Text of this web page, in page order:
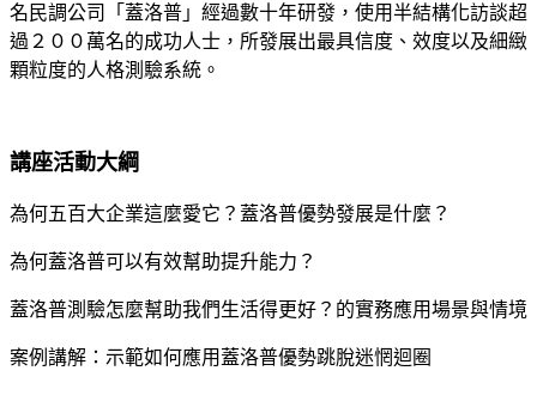
名民調公司「蓋洛普」經過數十年研發，使用半結構化訪談超
過２００萬名的成功人士，所發展出最具信度、效度以及細緻
顆粒度的人格測驗系統。
講座活動大綱
為何五百大企業這麼愛它？蓋洛普優勢發展是什麼？
為何蓋洛普可以有效幫助提升能力？
蓋洛普測驗怎麼幫助我們生活得更好？的實務應用場景與情境
案例講解：示範如何應用蓋洛普優勢跳脫迷惘迴圈